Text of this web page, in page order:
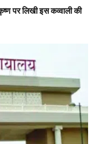
पर लिखी इस कव्वाली की